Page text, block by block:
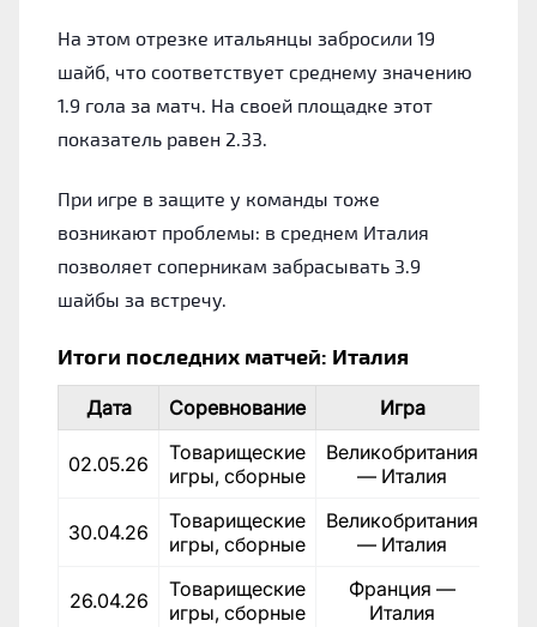
На этом отрезке итальянцы забросили 19
шайб, что соответствует среднему значению
1.9 гола за матч. На своей площадке этот
показатель равен 2.33.
При игре в защите у команды тоже
возникают проблемы: в среднем Италия
позволяет соперникам забрасывать 3.9
шайбы за встречу.
Итоги последних матчей: Италия
Дата Соревнование Игра
02.05.26
Товарищеские
игры, сборные
Великобритания
— Италия
30.04.26
Товарищеские
игры, сборные
Великобритания
— Италия
26.04.26
Товарищеские
игры, сборные
Франция —
Италия